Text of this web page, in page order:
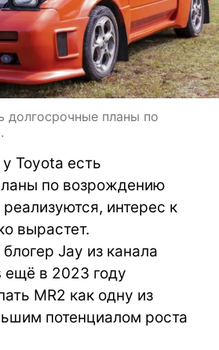
долгосрочные планы по
Toyota есть
по возрождению
интерес к
вырастет.
Jay из канала
ещё в 2023 году
MR2 как одну из
потенциалом роста